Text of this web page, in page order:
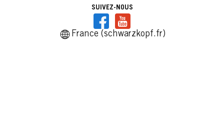
SUIVEZ-NOUS
France (schwarzkopf.fr)